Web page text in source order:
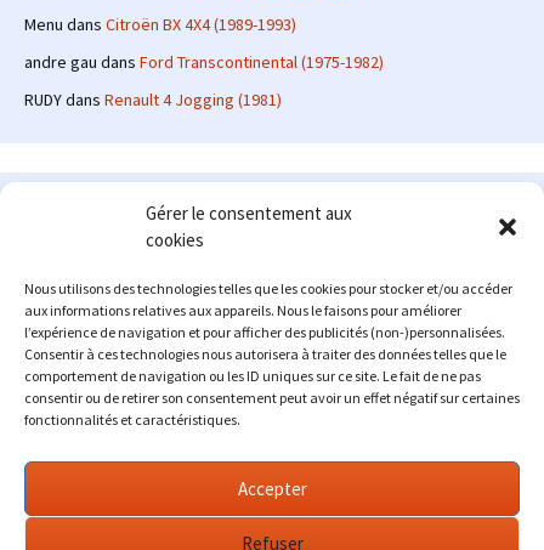
Gérer le consentement aux
cookies
Nous utilisons des technologies telles que les cookies pour stocker et/ou accéder
aux informations relatives aux appareils. Nous le faisons pour améliorer
l’expérience de navigation et pour afficher des publicités (non-)personnalisées.
Consentir à ces technologies nous autorisera à traiter des données telles que le
comportement de navigation ou les ID uniques sur ce site. Le fait de ne pas
consentir ou de retirer son consentement peut avoir un effet négatif sur certaines
fonctionnalités et caractéristiques.
Accepter
Refuser
Menu dans Citroën BX 4X4 (1989-1993)
andre gau dans Ford Transcontinental (1975-1982)
RUDYdans Renault 4 Jogging (1981)
Le site en quelques mots
: passionné d'automobile ancienne depuis de
nombreuses années, j'ai commencé à partager ma passion sur
internet à partir de 2009 au travers d'un blog qui a connu un relatif
succès. Fin 2013, je décide de prendre mon autonomie et me lancer
avec mon propre site : l'Automobile Ancienne.
Me contacter : alex(at)lautomobileancienne.com